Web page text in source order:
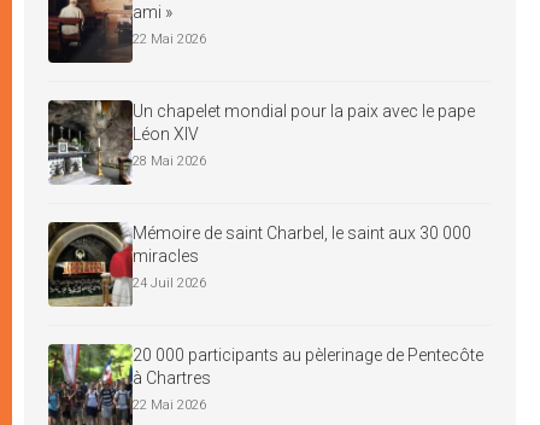
ami »
22 Mai 2026
Un chapelet mondial pour la paix avec le pape
Léon XIV
28 Mai 2026
Mémoire de saint Charbel, le saint aux 30 000
miracles
24 Juil 2026
20 000 participants au pèlerinage de Pentecôte
à Chartres
22 Mai 2026